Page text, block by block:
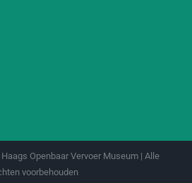
Openbaar Vervoer Museum | Alle
voorbehouden